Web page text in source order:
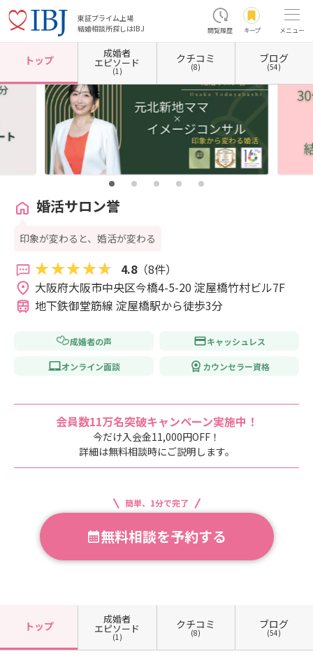
東証プライム上場
結婚相談所探しはIBJ
閲覧履歴 キープ メニュー
ホーム 大阪府の結婚相談所 大阪府大阪市 大阪府大阪市中央区 婚活サロン誉
トップ
成婚者
エピソード
(1)
クチコミ
(8)
ブログ
(54)
婚活サロン誉
印象が変わると、婚活が変わる
4.8（8件）
地下鉄御堂筋線 淀屋橋駅から徒歩3分
成婚者の声 キャッシュレス
オンライン面談 カウンセラー資格
会員数11万名突破キャンペーン実施中！
今だけ入会金11,000円OFF！
詳細は無料相談時にご説明します。
簡単、1分で完了
無料相談を予約する
トップ
成婚者
エピソード
(1)
クチコミ
(8)
ブログ
(54)